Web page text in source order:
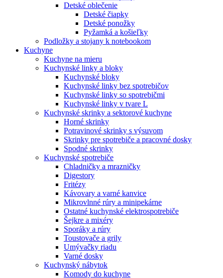
Detské oblečenie
Detské čiapky
Detské ponožky
Pyžamká a košieľky
Podložky a stojany k notebookom
Kuchyne
Kuchyne na mieru
Kuchynské linky a bloky
Kuchynské bloky
Kuchynské linky bez spotrebičov
Kuchynské linky so spotrebičmi
Kuchynské linky v tvare L
Kuchynské skrinky a sektorové kuchyne
Horné skrinky
Potravinové skrinky s výsuvom
Skrinky pre spotrebiče a pracovné dosky
Spodné skrinky
Kuchynské spotrebiče
Chladničky a mrazničky
Digestory
Fritézy
Kávovary a varné kanvice
Mikrovlnné rúry a minipekárne
Ostatné kuchynské elektrospotrebiče
Šejkre a mixéry
Sporáky a rúry
Toustovače a grily
Umývačky riadu
Varné dosky
Kuchynský nábytok
Komody do kuchyne